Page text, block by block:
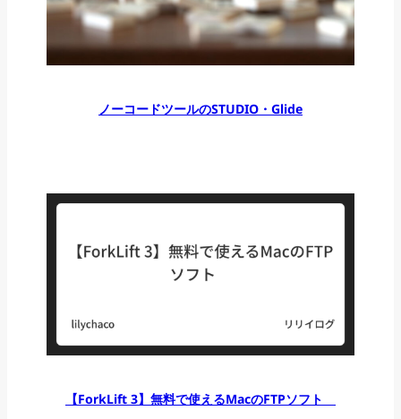
ノーコードツールのSTUDIO・Glide
【ForkLift 3】無料で使えるMacのFTPソフト